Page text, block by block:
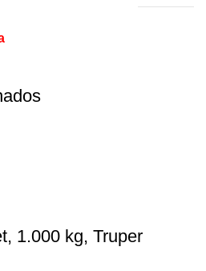
1.000 kg, Truper